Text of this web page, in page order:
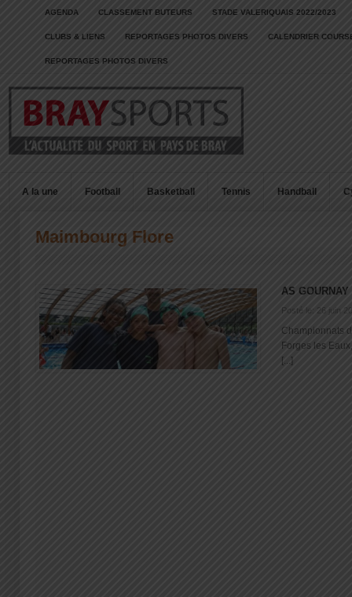
AGENDA CLASSEMENT BUTEURS STADE VALERIQUAIS 2022/2023
CLUBS & LIENS REPORTAGES PHOTOS DIVERS CALENDRIER
REPORTAGES PHOTOS DIVERS
A la une Football Basketball Tennis Handball
Maimbourg Flore
AS GOURNAY
Posté le: 26 juin
Championnats
Forges les
[...]